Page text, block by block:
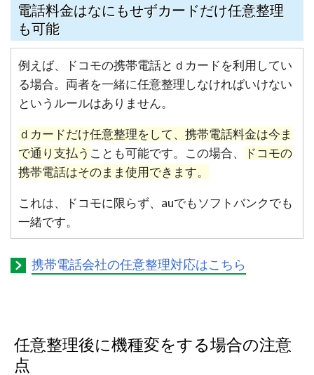
電話料金はなにもせずカードだけ任意整理
も可能
例えば、ドコモの携帯電話とｄカードを利用してい
る場合。両者を一緒に任意整理しなければいけない
というルールはありません。
ｄカードだけ任意整理をして、携帯電話料金は今ま
で通り支払う ことも可能です。この場合、
ドコモの
携帯電話はそのまま使用できます。
これは、ドコモに限らず、auでもソフトバンクでも
一緒です。
携帯電話会社の任意整理対応はこちら
任意整理後に機種変をする場合の注意
点